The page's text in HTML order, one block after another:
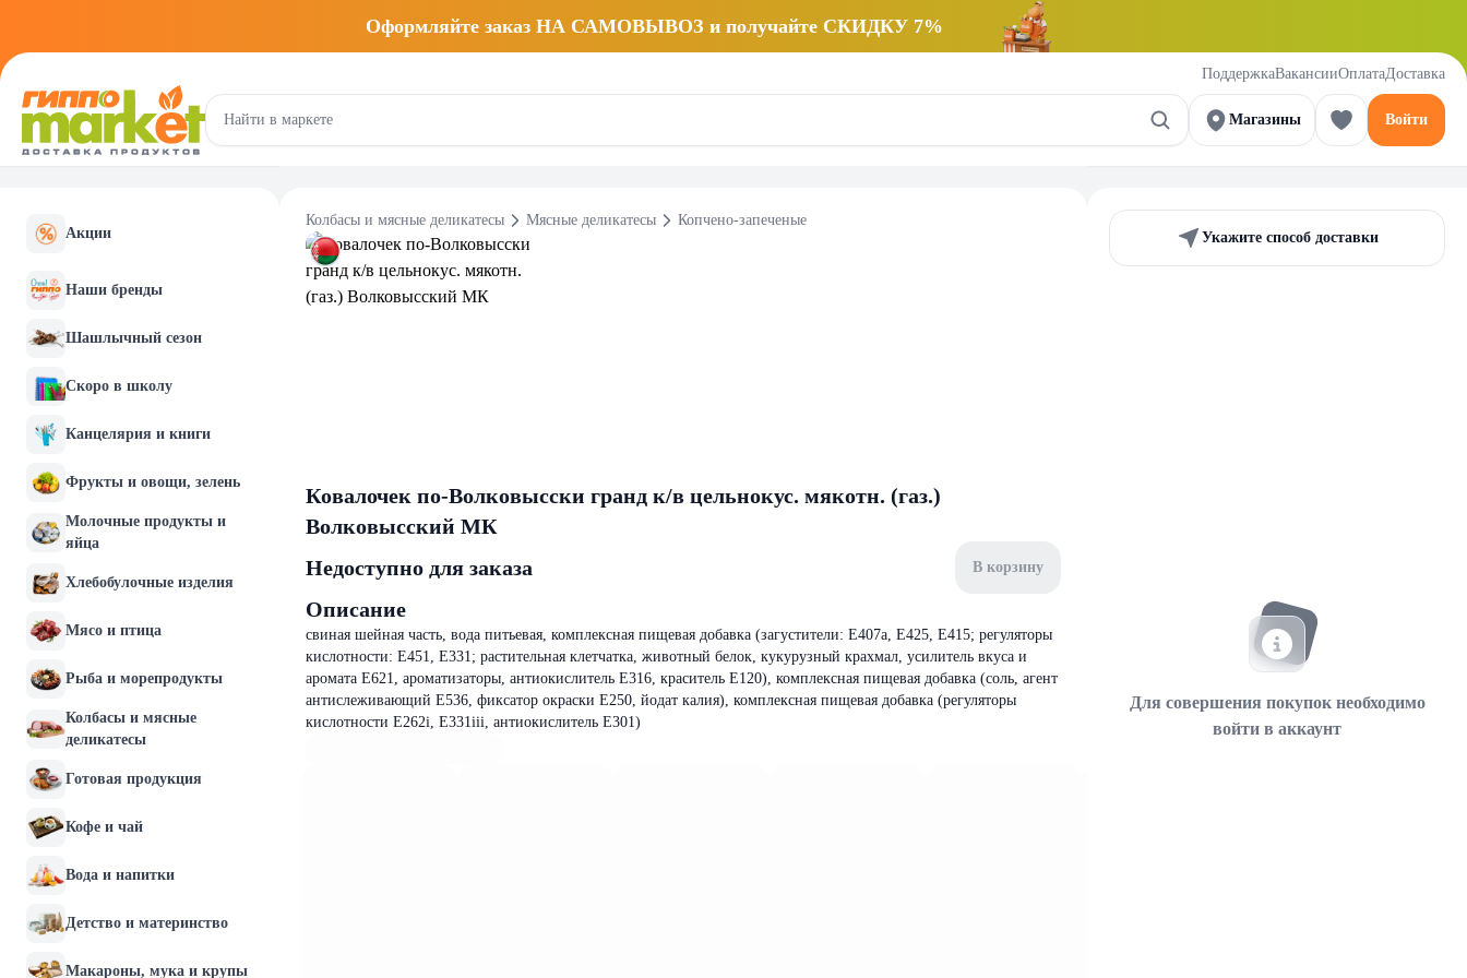
Оформляйте заказ НА САМОВЫВОЗ и получайте СКИДКУ 7%
ПоддержкаВакансииОплатаДоставка
Магазины Войти
Акции
Наши бренды
Шашлычный сезон
Скоро в школу
Канцелярия и книги
Фрукты и овощи, зелень
Молочные продукты и
яйца
Хлебобулочные изделия
Мясо и птица
Рыба и морепродукты
Колбасы и мясные
деликатесы
Готовая продукция
Кофе и чай
Вода и напитки
Детство и материнство
Макароны, мука и крупы
Колбасы и мясные деликатесы Мясные деликатесы Копчено-запеченые
Ковалочек по-Волковысски гранд к/в цельнокус. мякотн. (газ.)
Волковысский МК
Недоступно для заказа
В корзину
Описание
свиная шейная часть, вода питьевая, комплексная пищевая добавка (загустители: Е407а, Е425, Е415; регуляторы
кислотности: Е451, Е331; растительная клетчатка, животный белок, кукурузный крахмал, усилитель вкуса и
аромата Е621, ароматизаторы, антиокислитель Е316, краситель Е120), комплексная пищевая добавка (соль, агент
антислеживающий Е536, фиксатор окраски Е250, йодат калия), комплексная пищевая добавка (регуляторы
кислотности Е262i, Е331iii, антиокислитель Е301)
Укажите способ доставки
Для совершения покупок необходимо
войти в аккаунт